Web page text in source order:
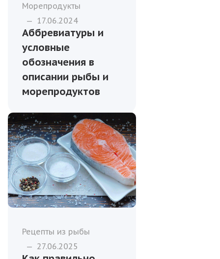
Морепродукты
— 17.06.2024
Аббревиатуры и
условные
обозначения в
описании рыбы и
морепродуктов
Рецепты из рыбы
— 27.06.2025